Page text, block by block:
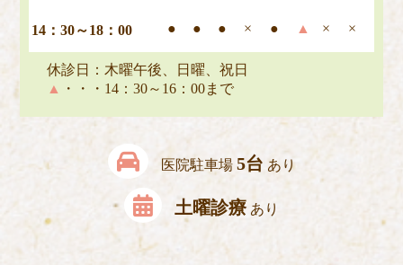
14：30～18：00 ● ● ● × ● ▲ × ×
休診日：木曜午後、日曜、祝日
▲ ・・・14：30～16：00まで
医院駐車場 5台 あり
土曜診療 あり